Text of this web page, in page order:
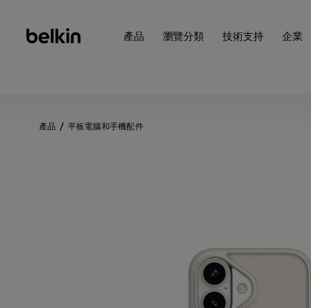
產品 瀏覽分類 技術支持 企業
產品 平板電腦和手機配件